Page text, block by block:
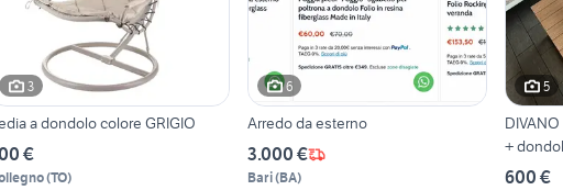
3
a dondolo colore GRIGIO
€
(TO)
6
Arredo da esterno
3.000 €
Bari(BA)
5
+
600 €